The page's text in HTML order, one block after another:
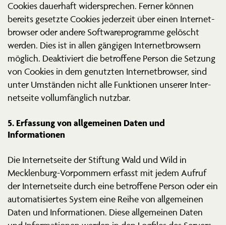
Cookies dauerhaft wider­sprechen. Ferner können
bereits gesetzte Cookies jederzeit über einen Inter­net­
browser oder andere Software­pro­gramme gelöscht
werden. Dies ist in allen gängigen Inter­net­browsern
möglich. Deakti­viert die betroffene Person die Setzung
von Cookies in dem genutzten Inter­net­browser, sind
unter Umständen nicht alle Funktionen unserer Inter­
net­seite vollum­fänglich nutzbar.
5. Erfassung von allge­meinen Daten und
Informationen
Die Inter­net­seite der Stiftung Wald und Wild in
Mecklenburg-Vorpommern erfasst mit jedem Aufruf
der Inter­net­seite durch eine betroffene Person oder ein
automa­ti­siertes System eine Reihe von allge­meinen
Daten und Infor­ma­tionen. Diese allge­meinen Daten